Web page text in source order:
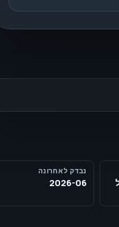
נבדק לאחרונה
2026-06